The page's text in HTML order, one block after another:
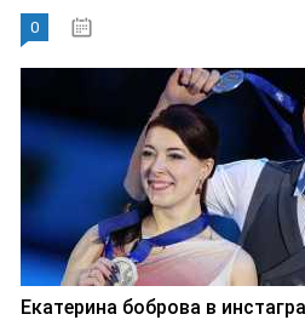
0
Екатерина боброва в